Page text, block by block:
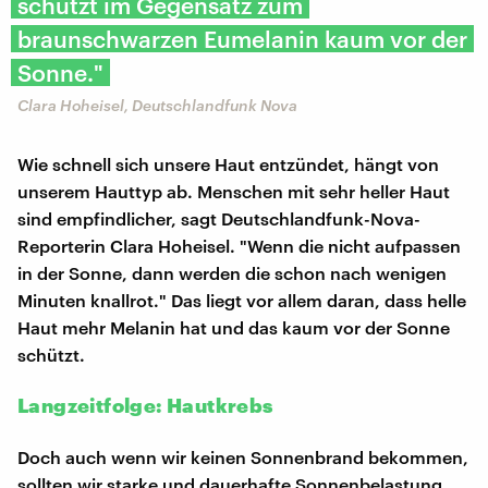
braunschwarzen Eumelanin kaum vor der
Sonne."
Clara Hoheisel, Deutschlandfunk Nova
Wie schnell sich unsere Haut entzündet, hängt von
unserem Hauttyp ab. Menschen mit sehr heller Haut
sind empfindlicher, sagt Deutschlandfunk-Nova-
Reporterin Clara Hoheisel. "Wenn die nicht aufpassen
in der Sonne, dann werden die schon nach wenigen
Minuten knallrot." Das liegt vor allem daran, dass helle
Haut mehr Melanin hat und das kaum vor der Sonne
schützt.
Langzeitfolge: Hautkrebs
Doch auch wenn wir keinen Sonnenbrand bekommen,